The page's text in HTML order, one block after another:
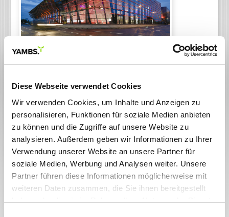
Diese Webseite verwendet Cookies
Wir verwenden Cookies, um Inhalte und Anzeigen zu
personalisieren, Funktionen für soziale Medien anbieten
zu können und die Zugriffe auf unsere Website zu
analysieren. Außerdem geben wir Informationen zu Ihrer
Verwendung unserer Website an unsere Partner für
soziale Medien, Werbung und Analysen weiter. Unsere
Partner führen diese Informationen möglicherweise mit
weiteren Daten zusammen, die Sie ihnen bereitgestellt
haben oder die sie im Rahmen Ihrer Nutzung der Dienste
12.09.2025NürnbergMesse automatisiert
Rechnungseingang mit YAMBS.Invoice
Stuttgart, 12. September 2025 – Seit 2008 nutzt die
NürnbergMesse Group YAMBS.eBanking. Im März 2025
fiel der Startschuss für YAMBS.Invoice zur
Rechnungsverarbeitung. Mittlerweile läuft die
Testphase mit drei Tochtergesellschaften, im
Nachgang folgt der Buchungskreis der
Muttergesellschaft.
Die NürnbergMesse Group zählt weltweit zu den 15